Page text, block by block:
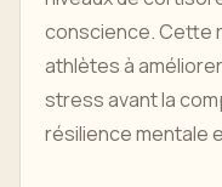
conscience. Cette
athlètes à
stress avant la
résilience mentale